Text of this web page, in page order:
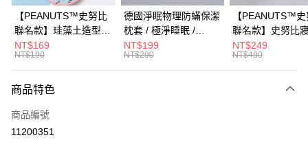
臺灣中小企業銀行
台中商業銀行
匯豐（台灣）商業銀行
華泰商業銀行
聯邦商業銀行
遠東國際商業銀行
元大商業銀行
台灣樂天信用卡公司
街口支付
悠遊付
Google Pay
全盈+PAY
大哥付你分期
【PEANUTS™史努比
聯名款】珪藻土造型杯
墊 / 多款任選 /
HOYACASA
NT$169
NT$190
德國淨眠物理防蟎保潔
枕套 / 極淨睡眠 /
HOYACASA
NT$199
NT$290
【PEANUTS™
聯名款】史努比
衣袋 /
NT$249
NT$490
商品特色
商品編號
11200351